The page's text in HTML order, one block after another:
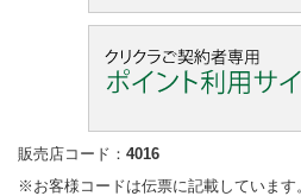
販売店コード： 4016
※お客様コードは伝票に記載しています